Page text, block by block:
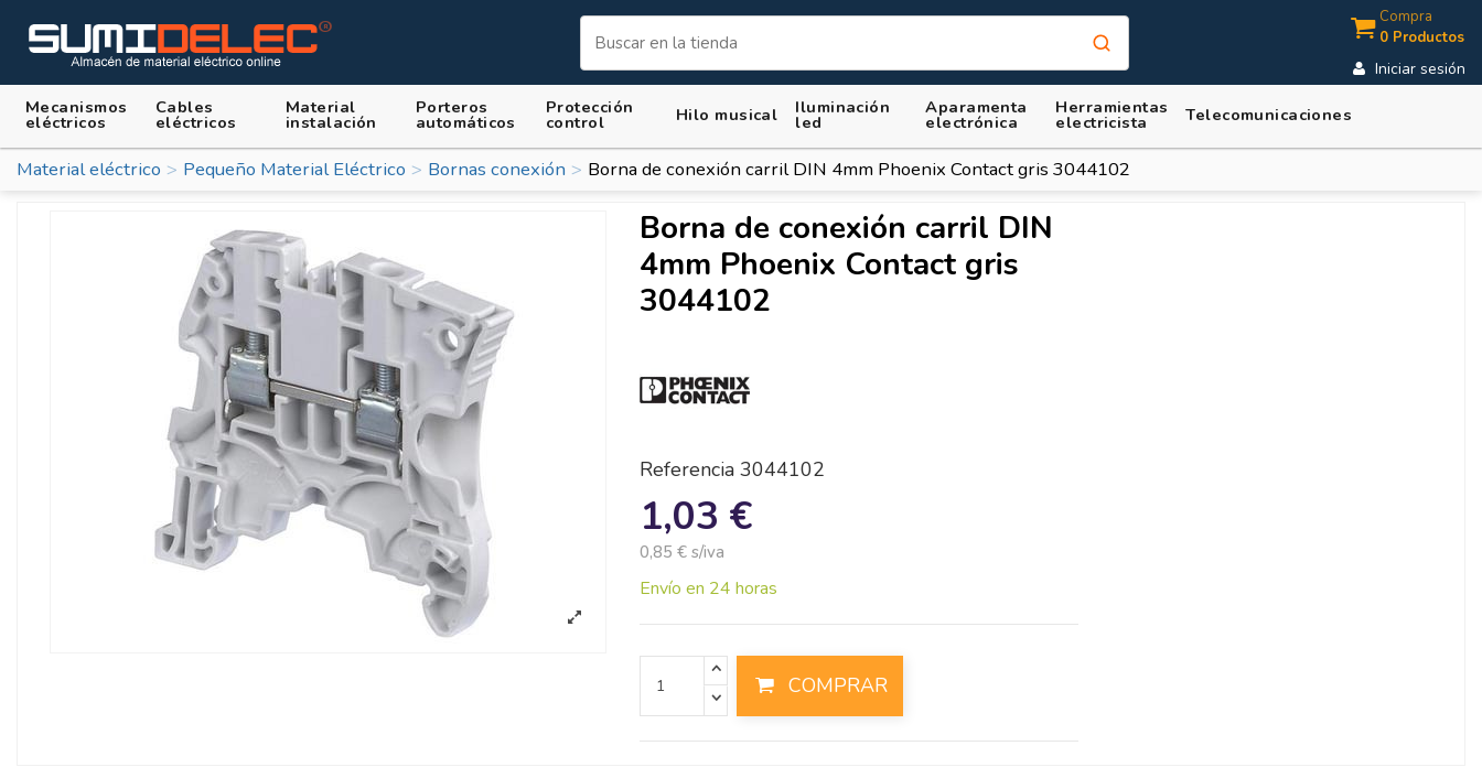
Compra
0 Productos
Iniciar sesión
Mecanismos
eléctricos
Cables
eléctricos
Material
instalación
Porteros
automáticos
Protección
control Hilo musical Iluminación
led
Aparamenta
electrónica
Herramientas
electricista Telecomunicaciones
Material eléctrico Pequeño Material Eléctrico Bornas conexión Borna de conexión carril DIN 4mm Phoenix Contact gris 3044102
Borna de conexión carril DIN
4mm Phoenix Contact gris
3044102
Referencia 3044102
1,03 €
0,85 € s/iva
Envío en 24 horas
COMPRAR